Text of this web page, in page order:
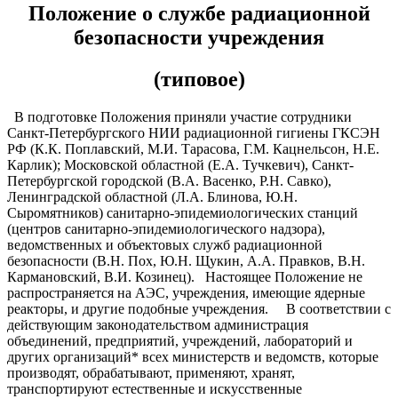
Положение о службе радиационной
безопасности учреждения
(типовое)
В подготовке Положения приняли участие сотрудники
Санкт-Петербургского НИИ радиационной гигиены ГКСЭН
РФ (К.К. Поплавский, М.И. Тарасова, Г.М. Кацнельсон, Н.Е.
Карлик); Московской областной (Е.А. Тучкевич), Санкт-
Петербургской городской (В.А. Васенко, Р.Н. Савко),
Ленинградской областной (Л.А. Блинова, Ю.Н.
Сыромятников) санитарно-эпидемиологических станций
(центров санитарно-эпидемиологического надзора),
ведомственных и объектовых служб радиационной
безопасности (В.Н. Пох, Ю.Н. Щукин, А.А. Правков, В.Н.
Кармановский, В.И. Козинец). Настоящее Положение не
распространяется на АЭС, учреждения, имеющие ядерные
реакторы, и другие подобные учреждения. В соответствии с
действующим законодательством администрация
объединений, предприятий, учреждений, лабораторий и
других организаций* всех министерств и ведомств, которые
производят, обрабатывают, применяют, хранят,
транспортируют естественные и искусственные